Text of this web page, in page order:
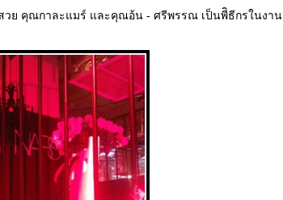
ย คุณกาละแมร์ และคุณอ้น - ศรีพรรณ เป็นพีิธีกรในงาน